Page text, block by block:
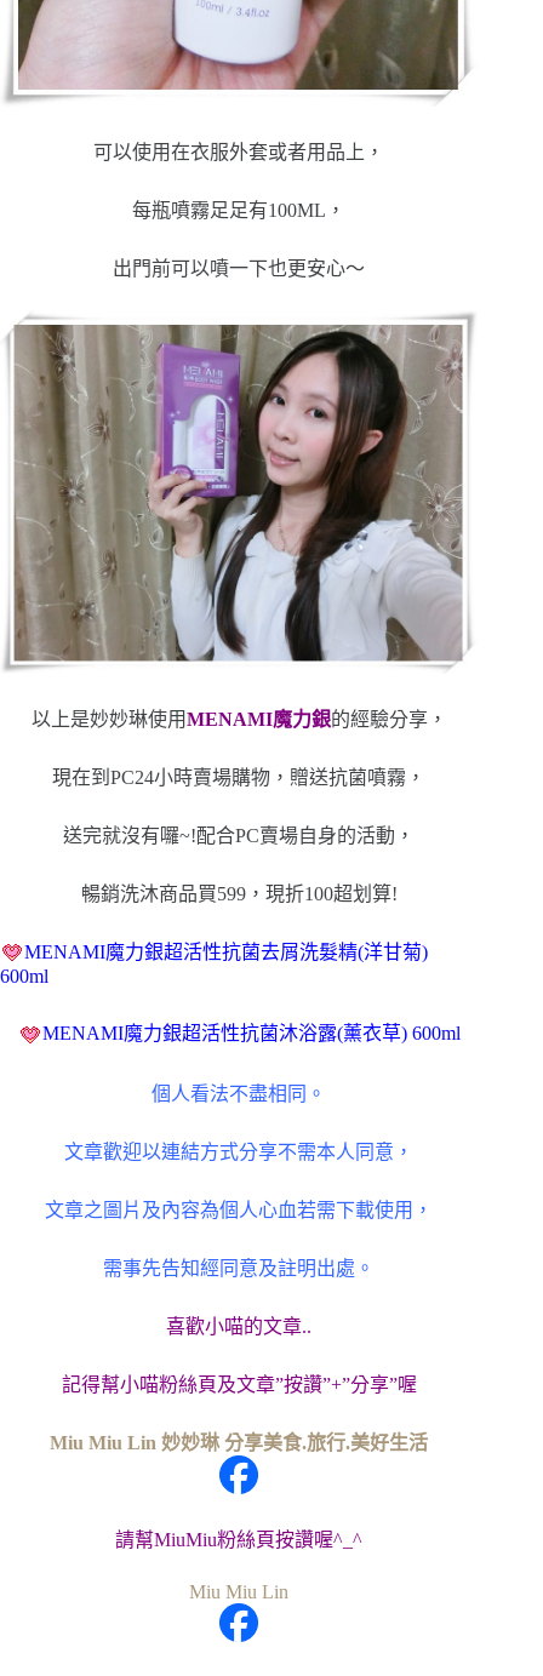
可以使用在衣服外套或者用品上，
每瓶噴霧足足有100ML，
出門前可以噴一下也更安心～
以上是妙妙琳使用MENAMI魔力銀的經驗分享，
現在到PC24小時賣場購物，贈送抗菌噴霧，
送完就沒有囉~!配合PC賣場自身的活動，
暢銷洗沐商品買599，現折100超划算!
MENAMI魔力銀超活性抗菌去屑洗髮精(洋甘菊)
600ml
MENAMI魔力銀超活性抗菌沐浴露(薰衣草) 600ml
個人看法不盡相同。
文章歡迎以連結方式分享不需本人同意，
文章之圖片及內容為個人心血若需下載使用，
需事先告知經同意及註明出處。
喜歡小喵的文章..
記得幫小喵粉絲頁及文章”按讚”+”分享”喔
Miu Miu Lin 妙妙琳 分享美食.旅行.美好生活
請幫MiuMiu粉絲頁按讚喔^_^
Miu Miu Lin